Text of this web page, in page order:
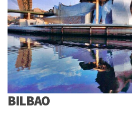
BILBAO